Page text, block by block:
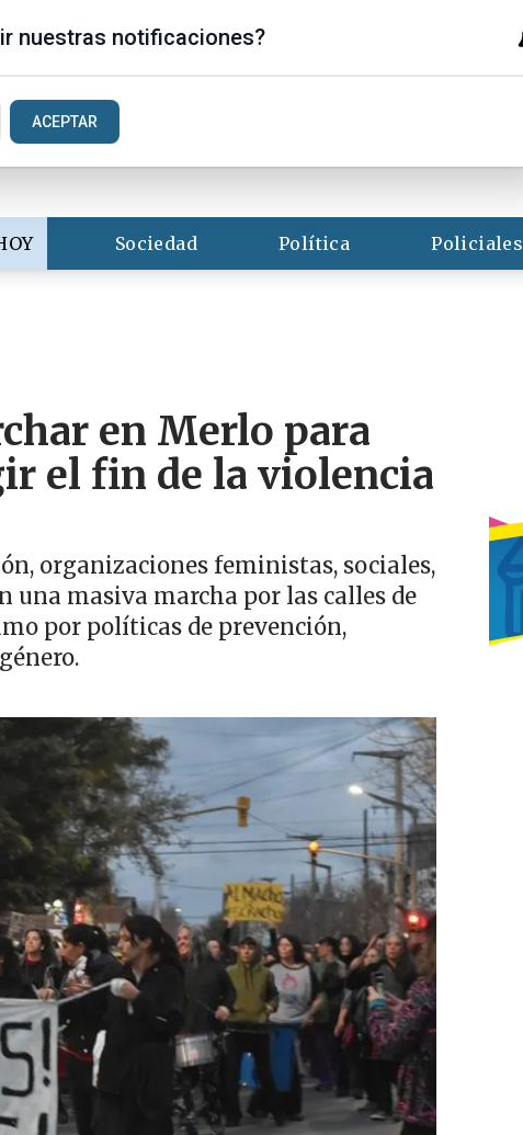
Sociedad Política Policiales
en Merlo para
el fin de la violencia
organizaciones feministas, sociales,
una masiva marcha por las calles de
por políticas de prevención,
nuestras notificaciones?
ACEPTAR